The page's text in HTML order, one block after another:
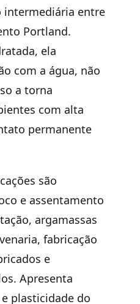
intermediária entre
Portland.
ela
com a água, não
a torna
com alta
permanente
são
e assentamento
argamassas
fabricação
e
Apresenta
plasticidade do